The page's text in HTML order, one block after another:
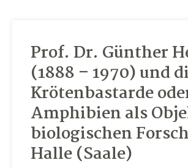
Prof. Dr. Günther
(1888 – 1970) und
Krötenbastarde
Amphibien als
biologischen
Halle (Saale)